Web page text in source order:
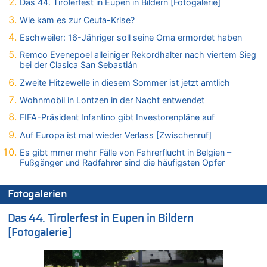
Wasserstand des Rheins in NRW so niedrig wie noch nie
05.08.2026 - 21:10 von Ahja zu
Wasserstand des Rheins in NRW so niedrig wie noch nie
05.08.2026 - 21:05 von Oberstes Kommentargremium zu
Wie kam es zur Ceuta-Krise?
05.08.2026 - 20:50 von Tierexperte zu
Belgien setzt bei Reit-WM auf starke Springreiter
05.08.2026 - 20:38 von Willi Müller zu
Mehrere Menschen in Londons City niedergestochen
05.08.2026 - 20:36 von Islam Experte zu
05.08.2026 - 20:21 von Dax zu
Wasserstand des Rheins in NRW so niedrig wie noch nie
05.08.2026 - 20:19 von Dax zu
Wasserstand des Rheins in NRW so niedrig wie noch nie
05.08.2026 - 20:11 von Analise zu
Mehrere Menschen in Londons City niedergestochen
Das 44. Tirolerfest in Eupen in Bildern [Fotogalerie]
Wie kam es zur Ceuta-Krise?
Eschweiler: 16-Jähriger soll seine Oma ermordet haben
Remco Evenepoel alleiniger Rekordhalter nach viertem Sieg
bei der Clasica San Sebastián
Zweite Hitzewelle in diesem Sommer ist jetzt amtlich
Wohnmobil in Lontzen in der Nacht entwendet
FIFA-Präsident Infantino gibt Investorenpläne auf
Auf Europa ist mal wieder Verlass [Zwischenruf]
Es gibt mmer mehr Fälle von Fahrerflucht in Belgien –
Fußgänger und Radfahrer sind die häufigsten Opfer
Fotogalerien
Das 44. Tirolerfest in Eupen in Bildern
[Fotogalerie]